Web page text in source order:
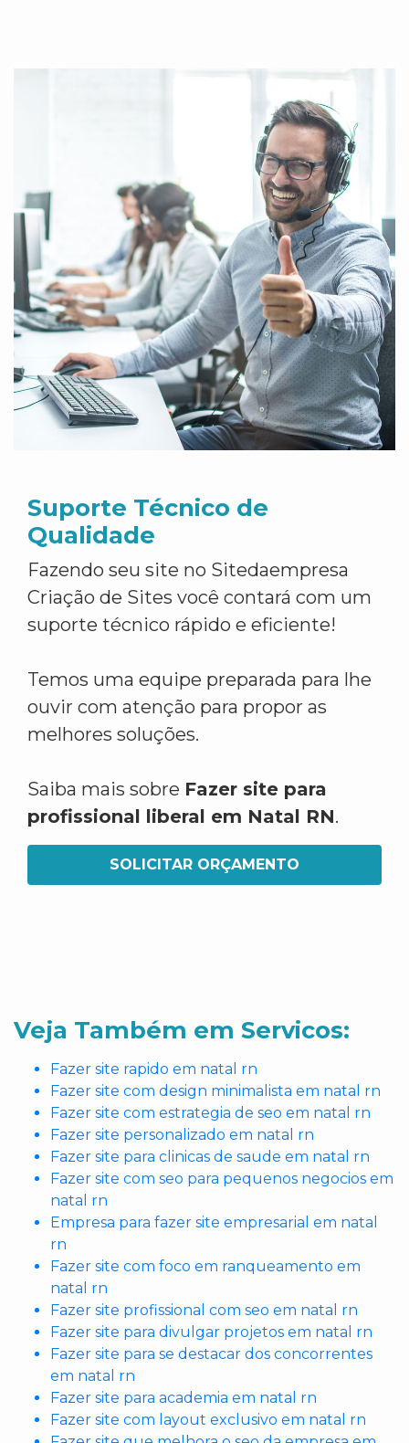
Suporte Técnico de
Qualidade
Fazendo seu site no Sitedaempresa
Criação de Sites você contará com um
suporte técnico rápido e eficiente!
Temos uma equipe preparada para lhe
ouvir com atenção para propor as
melhores soluções.
Saiba mais sobre Fazer site para
profissional liberal em Natal RN.
SOLICITAR ORÇAMENTO
Veja Também em Servicos:
Fazer site rapido em natal rn
Fazer site com design minimalista em natal rn
Fazer site com estrategia de seo em natal rn
Fazer site personalizado em natal rn
Fazer site para clinicas de saude em natal rn
Fazer site com seo para pequenos negocios em
natal rn
Empresa para fazer site empresarial em natal
rn
Fazer site com foco em ranqueamento em
natal rn
Fazer site profissional com seo em natal rn
Fazer site para divulgar projetos em natal rn
Fazer site para se destacar dos concorrentes
em natal rn
Fazer site para academia em natal rn
Fazer site com layout exclusivo em natal rn